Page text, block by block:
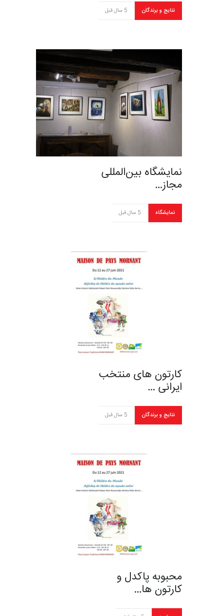
نتایج و برندگان 5 سال قبل
نمایشگاه بین‌المللی
مجاز…
نمایشگاه 5 سال قبل
کارتون های منتخب
ایرانی …
نتایج و برندگان 5 سال قبل
محبوبه پاکدل و
کارتون ها…